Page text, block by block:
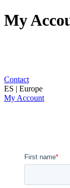
My
Contact
ES | Europe
My Account